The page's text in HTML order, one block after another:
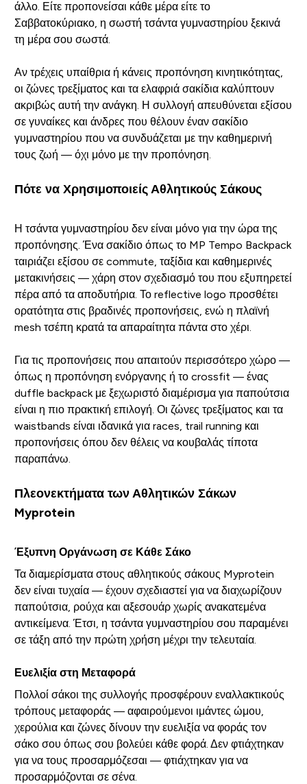
άλλο. Είτε προπονείσαι κάθε μέρα είτε το
Σαββατοκύριακο, η σωστή τσάντα γυμναστηρίου ξεκινά
τη μέρα σου σωστά.
Αν τρέχεις υπαίθρια ή κάνεις προπόνηση κινητικότητας,
οι ζώνες τρεξίματος και τα ελαφριά σακίδια καλύπτουν
ακριβώς αυτή την ανάγκη. Η συλλογή απευθύνεται εξίσου
σε γυναίκες και άνδρες που θέλουν έναν σακίδιο
γυμναστηρίου που να συνδυάζεται με την καθημερινή
τους ζωή — όχι μόνο με την προπόνηση.
Πότε να Χρησιμοποιείς Αθλητικούς Σάκους
Η τσάντα γυμναστηρίου δεν είναι μόνο για την ώρα της
προπόνησης. Ένα σακίδιο όπως το MP Tempo Backpack
ταιριάζει εξίσου σε commute, ταξίδια και καθημερινές
μετακινήσεις — χάρη στον σχεδιασμό του που εξυπηρετεί
πέρα από τα αποδυτήρια. Το reflective logo προσθέτει
ορατότητα στις βραδινές προπονήσεις, ενώ η πλαϊνή
mesh τσέπη κρατά τα απαραίτητα πάντα στο χέρι.
Για τις προπονήσεις που απαιτούν περισσότερο χώρο —
όπως η προπόνηση ενόργανης ή το crossfit — ένας
duffle backpack με ξεχωριστό διαμέρισμα για παπούτσια
είναι η πιο πρακτική επιλογή. Οι ζώνες τρεξίματος και τα
waistbands είναι ιδανικά για races, trail running και
προπονήσεις όπου δεν θέλεις να κουβαλάς τίποτα
παραπάνω.
Πλεονεκτήματα των Αθλητικών Σάκων
Myprotein
Έξυπνη Οργάνωση σε Κάθε Σάκο
Τα διαμερίσματα στους αθλητικούς σάκους Myprotein
δεν είναι τυχαία — έχουν σχεδιαστεί για να διαχωρίζουν
παπούτσια, ρούχα και αξεσουάρ χωρίς ανακατεμένα
αντικείμενα. Έτσι, η τσάντα γυμναστηρίου σου παραμένει
σε τάξη από την πρώτη χρήση μέχρι την τελευταία.
Ευελιξία στη Μεταφορά
Πολλοί σάκοι της συλλογής προσφέρουν εναλλακτικούς
τρόπους μεταφοράς — αφαιρούμενοι ιμάντες ώμου,
χερούλια και ζώνες δίνουν την ευελιξία να φοράς τον
σάκο σου όπως σου βολεύει κάθε φορά. Δεν φτιάχτηκαν
για να τους προσαρμόζεσαι — φτιάχτηκαν για να
προσαρμόζονται σε σένα.